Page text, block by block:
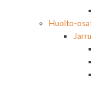
Huolto-